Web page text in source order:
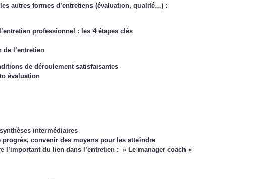
autres formes d’entretiens (évaluation, qualité…) :
professionnel : les 4 étapes clés
de l’entretien
de déroulement satisfaisantes
évaluation
intermédiaires
progrès, convenir des moyens pour les atteindre
l’important du lien dans l’entretien : » Le manager coach «